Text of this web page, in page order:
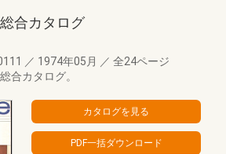
合カタログ
／ 1974年05月 ／ 全24ページ
合カタログ。